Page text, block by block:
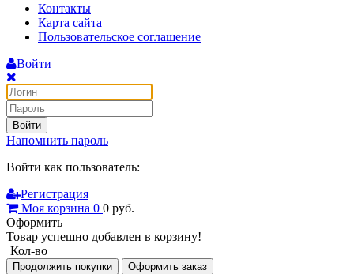
Контакты
Карта сайта
Пользовательское соглашение
Войти
Войти
Напомнить пароль
Войти как пользователь:
Регистрация
Моя корзина 0 0 руб.
Оформить
Товар успешно добавлен в корзину!
Кол-во
Продолжить покупки Оформить заказ